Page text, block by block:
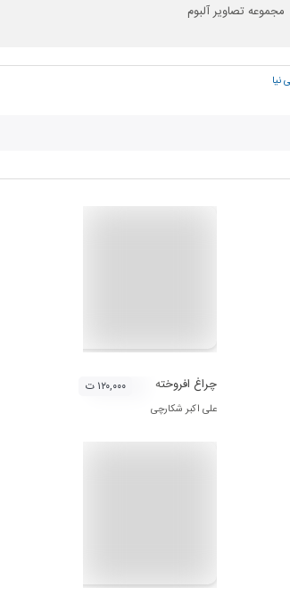
مجموعه تصاویر آلبوم
نیا
چراغ افروخته
علی اکبر شکارچی
۱۲۰,۰۰۰ ت